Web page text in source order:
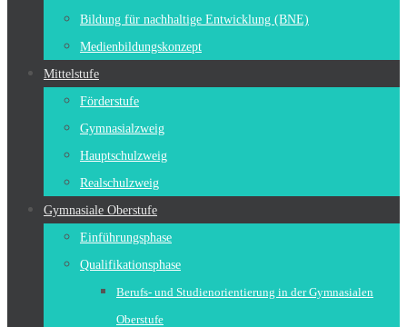
Bildung für nachhaltige Entwicklung (BNE)
Medienbildungskonzept
Mittelstufe
Förderstufe
Gymnasialzweig
Hauptschulzweig
Realschulzweig
Gymnasiale Oberstufe
Einführungsphase
Qualifikationsphase
Berufs- und Studienorientierung in der Gymnasialen
Oberstufe